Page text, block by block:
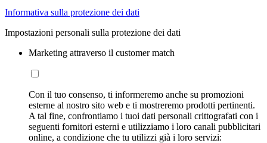
Informativa sulla protezione dei dati
Impostazioni personali sulla protezione dei dati
Marketing attraverso il customer match
Con il tuo consenso, ti informeremo anche su promozioni
esterne al nostro sito web e ti mostreremo prodotti pertinenti.
A tal fine, confrontiamo i tuoi dati personali crittografati con i
seguenti fornitori esterni e utilizziamo i loro canali pubblicitari
online, a condizione che tu utilizzi già i loro servizi: